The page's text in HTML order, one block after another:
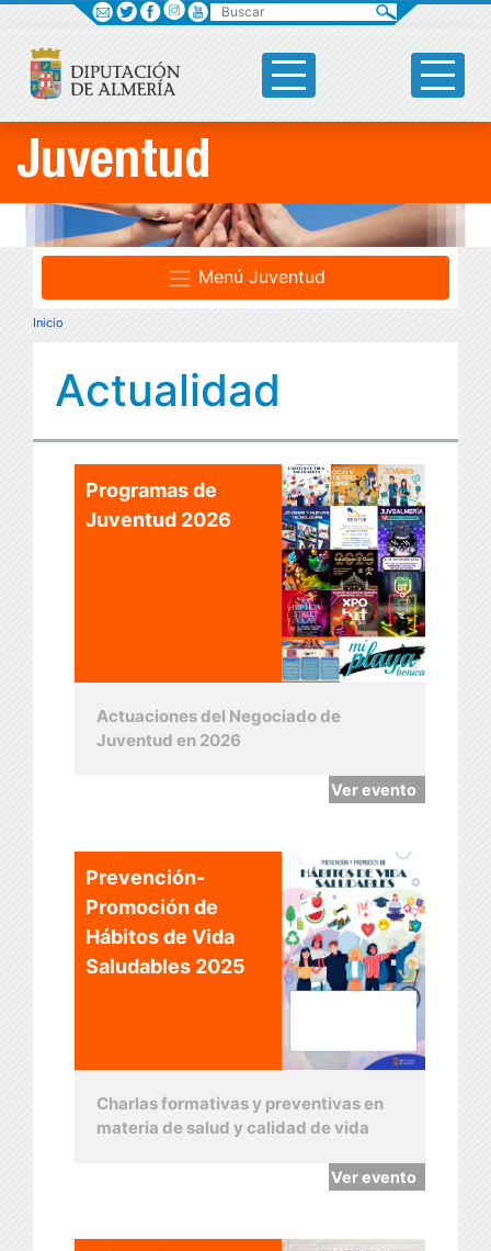
Buscar
Juventud
Menú Juventud
Inicio
Actualidad
Programas de
Juventud 2026
Actuaciones del Negociado de
Juventud en 2026
Ver evento
Prevención-
Promoción de
Hábitos de Vida
Saludables 2025
Charlas formativas y preventivas en
materia de salud y calidad de vida
Ver evento